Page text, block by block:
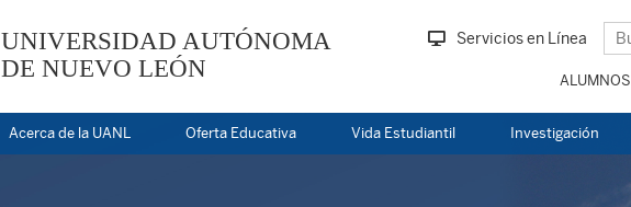
UNIVERSIDAD AUTÓNOMA
DE NUEVO LEÓN
Servicios en Línea
ALUMNOS
Acerca de la UANL Oferta Educativa Vida Estudiantil Investigación